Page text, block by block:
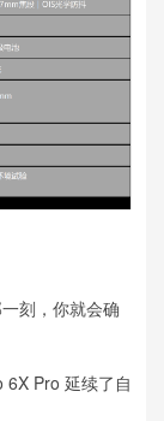
刻，你就会确
6X Pro 延续了自